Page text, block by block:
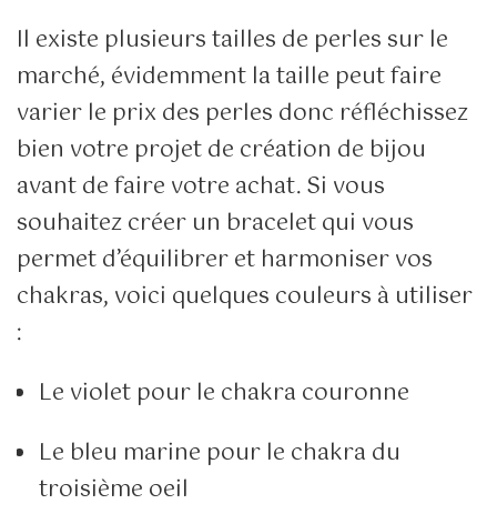
Il existe plusieurs tailles de perles sur le
marché, évidemment la taille peut faire
varier le prix des perles donc réfléchissez
bien votre projet de création de bijou
avant de faire votre achat. Si vous
souhaitez créer un bracelet qui vous
permet d’équilibrer et harmoniser vos
chakras, voici quelques couleurs à utiliser
:
Le violet pour le chakra couronne
Le bleu marine pour le chakra du
troisième oeil